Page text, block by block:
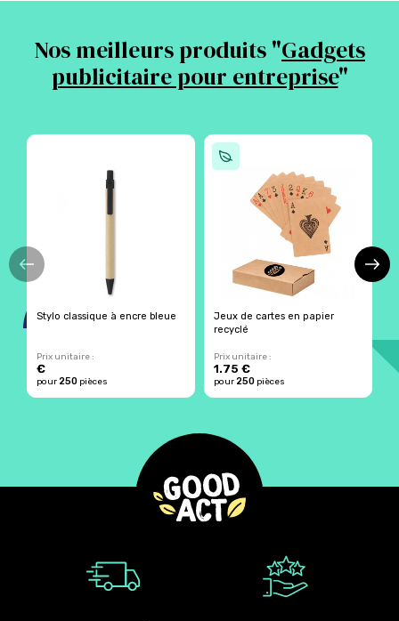
Nos meilleurs produits "Gadgets
publicitaire pour entreprise"
Stylo classique à encre bleue
Prix unitaire :
€
pour250 pièces
Jeux de cartes en papier
recyclé
Prix unitaire :
1.75 €
pour250 pièces
€